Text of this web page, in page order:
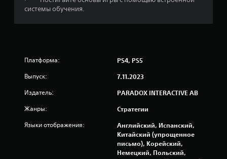
о
е
системы обучения.
Платформа: PS4, PS5
Выпуск: 7.11.2023
Издатель: PARADOX INTERACTIVE AB
Жанры: Стратегии
Языки отображения:
Английский, Испанский,
Китайский (упрощенное
письмо), Корейский,
Немецкий, Польский,